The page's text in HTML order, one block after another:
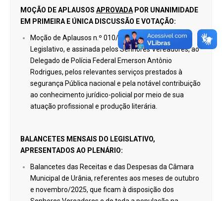
MOÇÃO DE APLAUSOS APROVADA POR UNANIMIDADE
EM PRIMEIRA E ÚNICA DISCUSSÃO E VOTAÇÃO:
Moção de Aplausos n.º 010/2025, de autoria do
Legislativo, e assinada pelos Senhores Vereadores, ao
Delegado de Polícia Federal Emerson Antônio
Rodrigues, pelos relevantes serviços prestados à
segurança Pública nacional e pela notável contribuição
ao conhecimento jurídico-policial por meio de sua
atuação profissional e produção literária.
BALANCETES MENSAIS DO LEGISLATIVO,
APRESENTADOS AO PLENÁRIO:
Balancetes das Receitas e das Despesas da Câmara
Municipal de Urânia, referentes aos meses de outubro
e novembro/2025, que ficam à disposição dos